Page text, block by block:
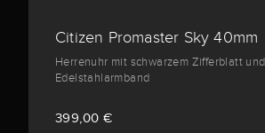
Citizen Promaster Sky 40mm
Herrenuhr mit schwarzem Zifferblatt und
Edelstahlarmband
399,00 €